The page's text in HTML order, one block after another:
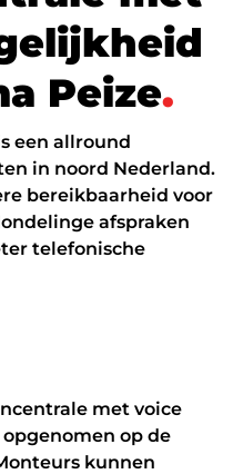
elijkheid
a Peize.
een allround
in noord Nederland.
bereikbaarheid voor
afspraken
telefonische
met voice
op de
kunnen